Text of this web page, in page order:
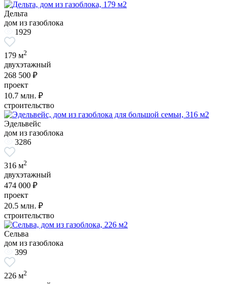
Дельта
дом из газоблока
1929
179 м2
двухэтажный
268 500 ₽
проект
10.7 млн. ₽
строительство
Эдельвейс
дом из газоблока
3286
316 м2
двухэтажный
474 000 ₽
проект
20.5 млн. ₽
строительство
Сельва
дом из газоблока
399
226 м2